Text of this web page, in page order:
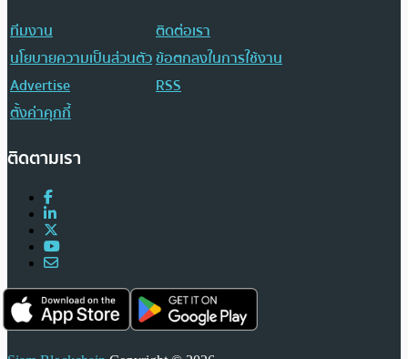
ทีมงาน
ติดต่อเรา
นโยบายความเป็นส่วนตัวข้อตกลงในการใช้งาน
Advertise
RSS
ตั้งค่าคุกกี้
ติดตามเรา